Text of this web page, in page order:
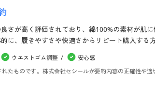
さが高く評価されており、綿100%の素材が肌
に、履きやすさや快適さからリピート購入する
ウエストゴム調整
安心感
たものです。株式会社セシールが要約内容の正確性や